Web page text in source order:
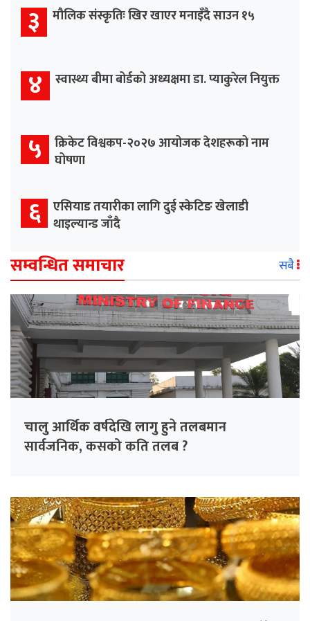
३ मौलिक संस्कृतिः खिर खाएर मनाइँदै साउन १५
४ स्वास्थ्य बीमा बोर्डको अध्यक्षमा डा. प्याकुरेल नियुक्त
५ क्रिकेट विश्वकप-२०२७ आयोजक देशहरूको नाम
घोषणा
६ एसियाड तयारीका लागि दुई स्केटिङ खेलाडी
थाइल्यान्ड जाँदै
सम्वन्धित समाचार सबै
चालु आर्थिक वर्षदेखि लागु हुने तलबमान
सार्वजनिक, कसको कति तलब ?